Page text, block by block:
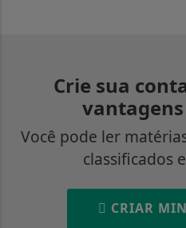
Crie sua
Você pode ler
classificados
CRIAR